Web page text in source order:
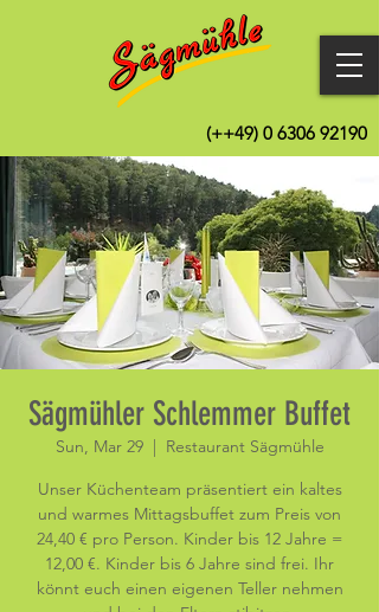
(++49) 0 6306 92190
Sägmühler Schlemmer Buffet
Sun, Mar 29
  |
Restaurant Sägmühle
Unser Küchenteam präsentiert ein kaltes
und warmes Mittagsbuffet zum Preis von
24,40 € pro Person. Kinder bis 12 Jahre =
12,00 €. Kinder bis 6 Jahre sind frei. Ihr
könnt euch einen eigenen Teller nehmen